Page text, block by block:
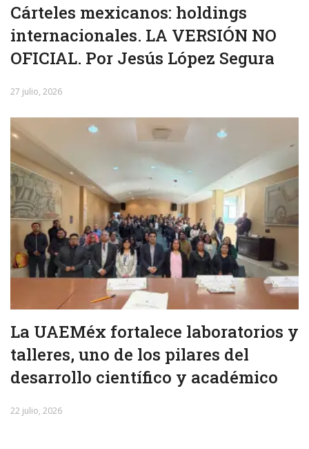
Cárteles mexicanos: holdings
internacionales. LA VERSIÓN NO
OFICIAL. Por Jesús López Segura
27 julio, 2026
La UAEMéx fortalece laboratorios y
talleres, uno de los pilares del
desarrollo científico y académico
22 julio, 2026